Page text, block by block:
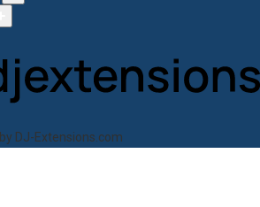
by DJ-Extensions.com